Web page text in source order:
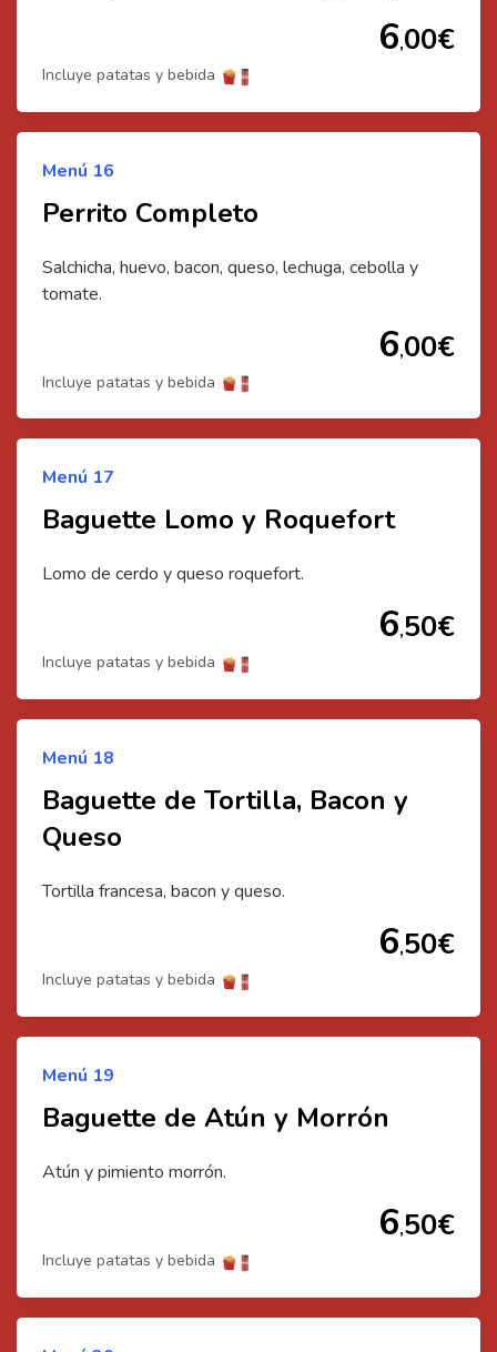
6,00€
Incluye patatas y bebida
Menú 16
Perrito Completo
Salchicha, huevo, bacon, queso, lechuga, cebolla y
tomate.
6,00€
Incluye patatas y bebida
Menú 17
Baguette Lomo y Roquefort
Lomo de cerdo y queso roquefort.
6,50€
Incluye patatas y bebida
Menú 18
Baguette de Tortilla, Bacon y
Queso
Tortilla francesa, bacon y queso.
6,50€
Incluye patatas y bebida
Menú 19
Baguette de Atún y Morrón
Atún y pimiento morrón.
6,50€
Incluye patatas y bebida